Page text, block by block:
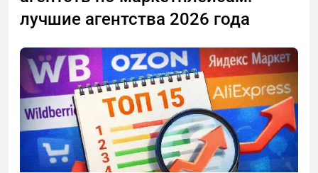
лучшие агентства 2026 года